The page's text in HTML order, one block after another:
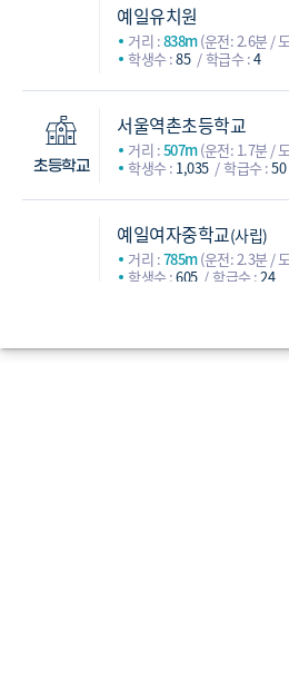
예일유치원
거리 :838m(운전: 2.6분 /
학생수 :85 학급수 :4
초등학교
서울역촌초등학교
거리 :507m(운전: 1.7분 /
학생수 : 1,035 학급수 :50
예일여자중학교(사립)
거리 :785m(운전: 2.3분 /
학생수 :605 학급수 :24
거리 :1,129m(운전: 4.2분